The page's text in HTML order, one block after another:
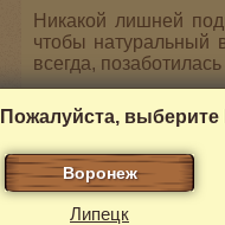
Пожалуйста,
Воронеж
Липецк
Никакой лишней
чтобы натуральный
всегда,
Состав:
фасоль
кукуруза (зерно)
Пищевая и
1,18г/углеводы 29,8г